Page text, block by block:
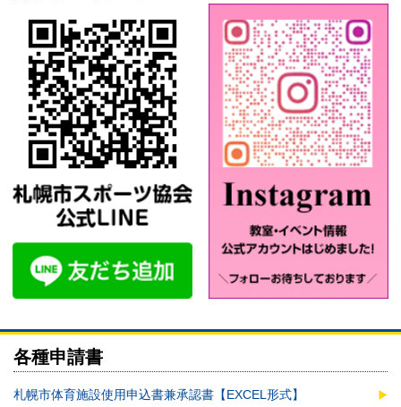
各種申請書
札幌市体育施設使用申込書兼承認書【EXCEL形式】